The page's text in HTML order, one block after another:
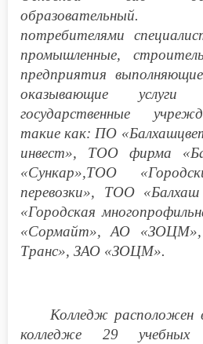
потребителями
промышленные,
предприятия
оказывающие услуги
государственные
такие как: ПО
инвест», ТОО фирма
«Сункар»,ТОО
перевозки», ТОО
«Городская
«Сормайт», АО
Транс», ЗАО «ЗОЦМ».
Колледж расположен
колледже 29 учебных